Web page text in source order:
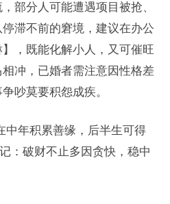
部分人可能遭遇项目被抢、
滞不前的窘境，建议在办公
，既能化解小人，又可催旺
冲，已婚者需注意因性格差
吵莫要积怨成疾。
中年积累善缘，后半生可得
：破财不止多因贪快，稳中